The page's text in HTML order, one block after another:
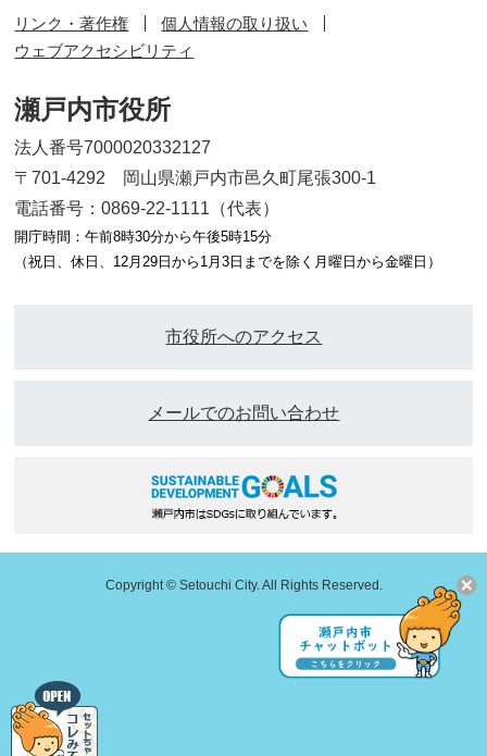
リンク・著作権
個人情報の取り扱い
ウェブアクセシビリティ
瀬戸内市役所
法人番号7000020332127
〒701-4292 岡山県瀬戸内市邑久町尾張300-1
電話番号：0869-22-1111（代表）
開庁時間：午前8時30分から午後5時15分
（祝日、休日、12月29日から1月3日までを除く月曜日から金曜日）
市役所へのアクセス
メールでのお問い合わせ
Copyright © Setouchi City. All Rights Reserved.